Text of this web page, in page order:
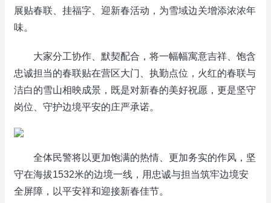
展贴春联、挂福字、迎新春活动，为雪域边关增添浓浓年
味。
大家分工协作、默契配合，将一幅幅寓意吉祥、饱含
忠诚担当的春联贴在营区大门、执勤点位，火红的春联与
洁白的雪山相映成景，既是对新春的美好祝愿，更是坚守
岗位、守护边境平安的庄严承诺。
全体民警将以更加饱满的热情、更加务实的作风，坚
守在海拔1532米的边境一线，用忠诚与担当筑牢边境安
全屏障，以平安祥和迎接新春佳节。